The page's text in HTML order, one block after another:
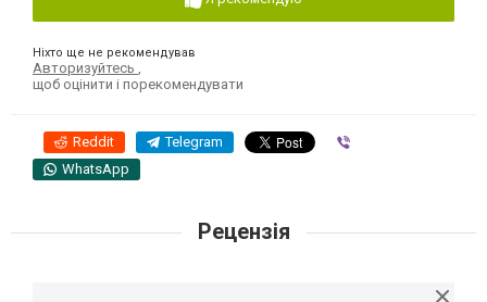
Ніхто ще не рекомендував
Авторизуйтесь
щоб оцінити і порекомендувати
Reddit Telegram
WhatsApp
Рецензія